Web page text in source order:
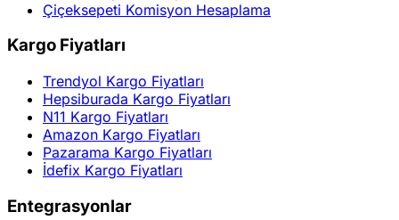
Çiçeksepeti Komisyon Hesaplama
Kargo Fiyatları
Trendyol Kargo Fiyatları
Hepsiburada Kargo Fiyatları
N11 Kargo Fiyatları
Amazon Kargo Fiyatları
Pazarama Kargo Fiyatları
İdefix Kargo Fiyatları
Entegrasyonlar